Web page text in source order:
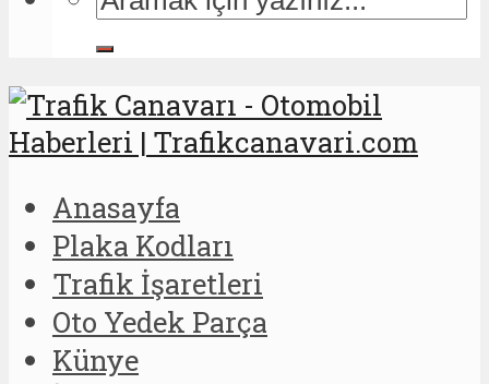
Anasayfa
Plaka Kodları
Trafik İşaretleri
Oto Yedek Parça
Künye